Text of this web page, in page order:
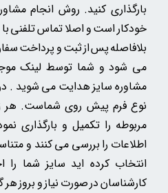
بارگذاری کنید. روش انجام
خودکار است و اصلا تماس تلفنی
بلافاصله پس از ثبت و پرداخت
می شود و شما توسط لینک
مشاوره سایز هدایت می شوید .
نوع فرم پیش روی شماست. هر
مربوطه را تکمیل و بارگذاری
اطلاعات را بررسی می کنند و
انتخاب کرده اید سایز شما را
کارشناسان در صورت نیاز و بروز هر